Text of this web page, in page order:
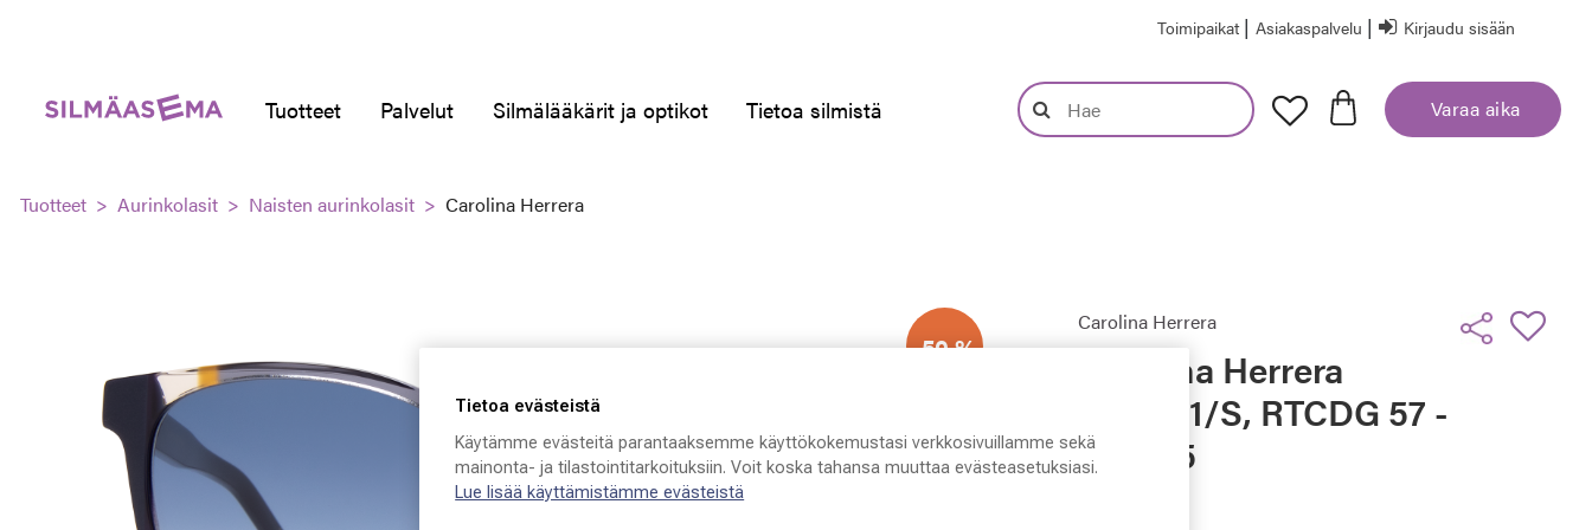
Toimipaikat | Asiakaspalvelu | Kirjaudu sisään
Tuotteet Palvelut Silmälääkärit ja optikot Tietoa silmistä Varaa aika
Tuotteet Aurinkolasit Naisten aurinkolasit Carolina Herrera
-50 %
Carolina Herrera
Carolina Herrera
CH0061/S, RTCDG 57 -
16 - 145
Tietoa evästeistä
Käytämme evästeitä parantaaksemme käyttökokemustasi verkkosivuillamme sekä
mainonta- ja tilastointitarkoituksiin. Voit koska tahansa muuttaa evästeasetuksiasi.
Lue lisää käyttämistämme evästeistä